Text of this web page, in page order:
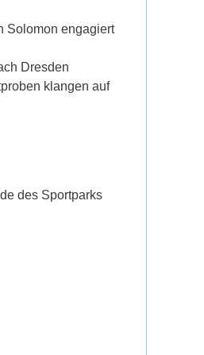
Solomon engagiert
Dresden
klangen auf
des Sportparks